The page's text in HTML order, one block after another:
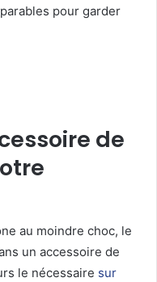
pour garder
de
au moindre choc, le
un accessoire de
le nécessaire sur